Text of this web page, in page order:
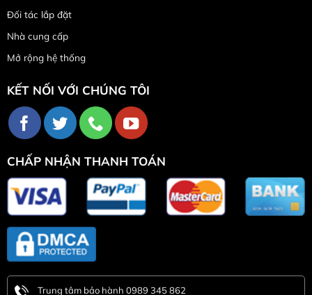
Đối tác lắp đặt
Nhà cung cấp
Mở rộng hệ thống
KẾT NỐI VỚI CHÚNG TÔI
CHẤP NHẬN THANH TOÁN
Trung tâm bảo hành 0989 345 862